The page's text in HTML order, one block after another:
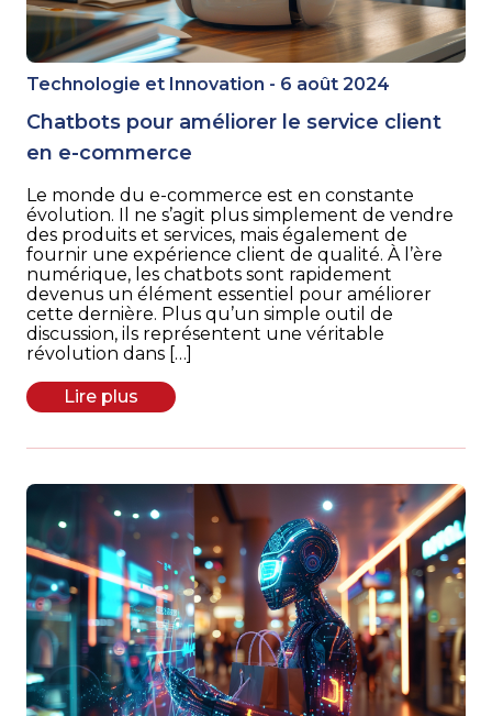
Technologie et Innovation - 6 août 2024
Chatbots pour améliorer le service client
en e-commerce
Le monde du e-commerce est en constante
évolution. Il ne s’agit plus simplement de vendre
des produits et services, mais également de
fournir une expérience client de qualité. À l’ère
numérique, les chatbots sont rapidement
devenus un élément essentiel pour améliorer
cette dernière. Plus qu’un simple outil de
discussion, ils représentent une véritable
révolution dans […]
Lire plus